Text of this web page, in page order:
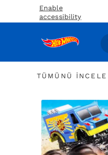
Enable
accessibility
"Tümünü
TÜMÜNÜ İNCELE